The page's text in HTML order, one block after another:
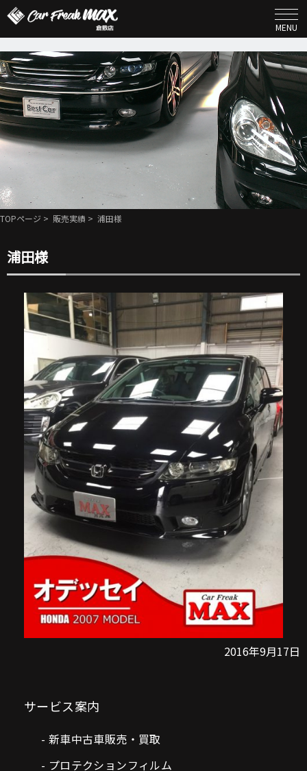
MENU
TOPページ > 販売実績 > 浦田様
浦田様
2016年9月17日
サービス案内
新車中古車販売・買取
プロテクションフィルム